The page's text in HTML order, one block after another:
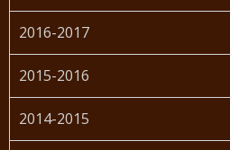
2016-2017
2015-2016
2014-2015